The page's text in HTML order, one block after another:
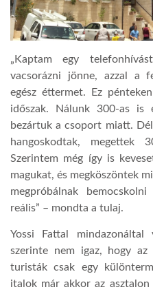
„Kaptam egy
vacsorázni jönne, azzal a
egész éttermet. Ez
időszak. Nálunk 300-as is
bezártuk a csoport miatt.
hangoskodtak,
Szerintem még így is
magukat, és megköszöntek
megpróbálnak
reális” – mondta a tulaj.
Yossi Fattal
szerinte nem igaz, hogy
turisták csak egy
italok már akkor az